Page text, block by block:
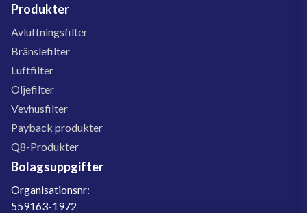
Produkter
Avluftningsfilter
Bränslefilter
Luftfilter
Oljefilter
Vevhusfilter
Payback produkter
Q8-Produkter
Bolagsuppgifter
Organisationsnr:
559163-1972